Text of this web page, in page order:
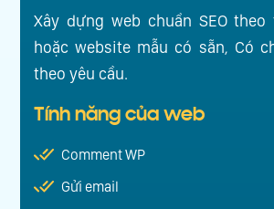
Xây dựng web chuẩn SEO
hoặc website mẫu có sẵn, Có
theo yêu cầu.
Tính năng của web
Comment WP
Gửi email